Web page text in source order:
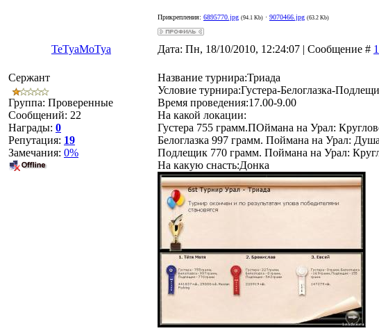
Прикрепления: 6895770.jpg (94.1 Kb) · 9070466.jpg (63.2 Kb)
TeTyaMoTya Дата: Пн, 18/10/2010, 12:24:07 | Сообщение #
Сержант
Группа: Проверенные
Сообщений: 22
Награды: 0
Репутация: 19
Замечания: 0%
Название турнира:Триада
Условие турнира:Густера-Белоглазка-
Время проведения:17.00-9.00
На какой локации:
Густера 755 грамм.ПОймана на Урал:
Белоглазка 997 грамм. Поймана на Урал:
Подлещик 770 грамм. Поймана на Урал:
На какую снасть:Донка